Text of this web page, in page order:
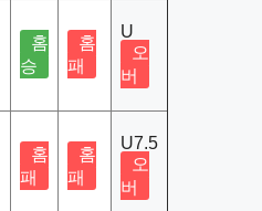
홈
승
홈
패
U
오
버
홈
패
홈
패
U7.5
오
버